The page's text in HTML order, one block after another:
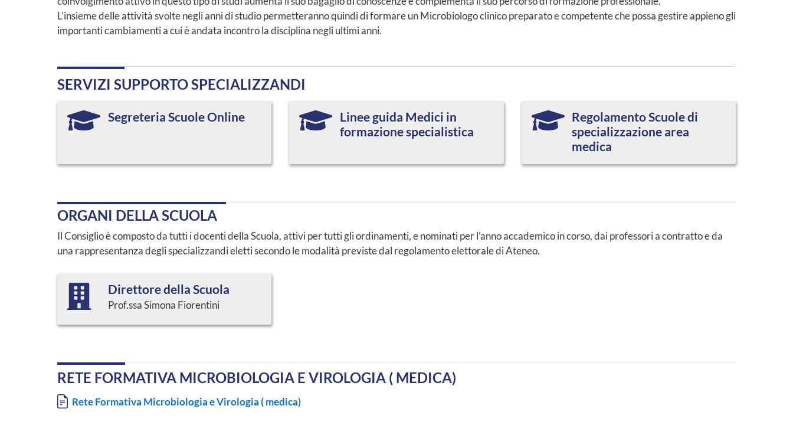
L’insieme delle attività svolte negli anni di studio permetteranno quindi di formare un Microbiologo clinico preparato e competente che possa gestire appieno gli
importanti cambiamenti a cui è andata incontro la disciplina negli ultimi anni.
SERVIZI SUPPORTO SPECIALIZZANDI
Segreteria Scuole Online
Linee guida Medici in
formazione specialistica
Regolamento Scuole di
specializzazione area
medica
ORGANI DELLA SCUOLA
Il Consiglio è composto da tutti i docenti della Scuola, attivi per tutti gli ordinamenti, e nominati per l’anno accademico in corso, dai professori a contratto e da
una rappresentanza degli specializzandi eletti secondo le modalità previste dal regolamento elettorale di Ateneo.
Direttore della Scuola
Prof.ssa Simona Fiorentini
RETE FORMATIVA MICROBIOLOGIA E VIROLOGIA ( MEDICA)
Documento
Rete Formativa Microbiologia e Virologia ( medica)